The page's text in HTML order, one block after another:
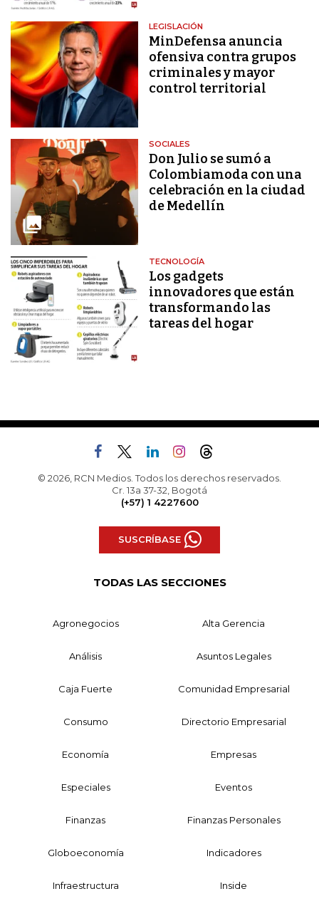
LEGISLACIÓN
MinDefensa anuncia
ofensiva contra grupos
criminales y mayor
control territorial
SOCIALES
Don Julio se sumó a
Colombiamoda con una
celebración en la ciudad
de Medellín
TECNOLOGÍA
Los gadgets
innovadores que están
transformando las
tareas del hogar
© 2026, RCN Medios. Todos los derechos reservados.
Cr. 13a 37-32, Bogotá
(+57) 1 4227600
SUSCRÍBASE
TODAS LAS SECCIONES
Agronegocios Alta Gerencia
Análisis Asuntos Legales
Caja Fuerte Comunidad Empresarial
Consumo Directorio Empresarial
Economía Empresas
Especiales Eventos
Finanzas Finanzas Personales
Globoeconomía Indicadores
Infraestructura Inside